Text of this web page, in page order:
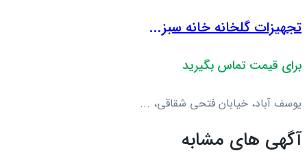
تجهیزات گلخانه خانه سبز...
برای قیمت تماس بگیرید
یوسف آباد، خیابان فتحی شقاقی، ...
آگهی های مشابه